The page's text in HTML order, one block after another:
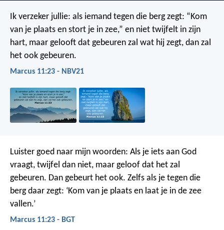
Ik verzeker jullie: als iemand tegen die berg zegt: “Kom
van je plaats en stort je in zee,” en niet twijfelt in zijn
hart, maar gelooft dat gebeuren zal wat hij zegt, dan zal
het ook gebeuren.
Marcus 11:23 - NBV21
Luister goed naar mijn woorden: Als je iets aan God
vraagt, twijfel dan niet, maar geloof dat het zal
gebeuren. Dan gebeurt het ook. Zelfs als je tegen die
berg daar zegt: ‘Kom van je plaats en laat je in de zee
vallen.’
Marcus 11:23 - BGT